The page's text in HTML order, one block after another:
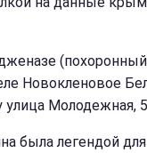
Новокленовое
улица Молодежная,
была легендой